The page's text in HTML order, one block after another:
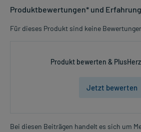
Produktbewertungen* und
Für dieses Produkt sind keine
Produkt bewerten &
Jetzt bewerten
Bei diesen Beiträgen handelt es sich um